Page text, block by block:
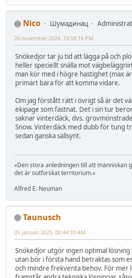
Nico Шумадинац
26 november 2024, 19:58:16 PM
Snökedjor tar ju tid att lägga på och
heller speciellt snälla mot
man kör med i högre hastighet (max
primärt bara för att komma vidare.
Om jag förstått rätt i övrigt så är det
ekipage som fastnat. Det i sin tur
saknar vinterdäck, dvs.
Snow. Vinterdäck med dubb för tung
sedan ganska sällsynt.
»Den stora anledningen till att människan
det är outforskat territorium.«
Alfred E. Neuman
Taunusch
05 januari 2025, 00:44:33 AM
Snökedjor utgör ingen optimal
utan bör i första hand betraktas som
och mindre frekventa behov. För mer